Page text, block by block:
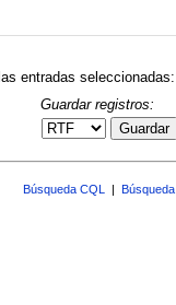
entradas seleccionadas:
Guardar registros:
Guardar
Búsqueda CQL